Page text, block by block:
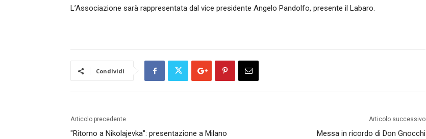
L’Associazione sarà rappresentata dal vice presidente Angelo Pandolfo, presente il Labaro.
Condividi
Articolo precedente
"Ritorno a Nikolajevka": presentazione a Milano
Articolo successivo
Messa in ricordo di Don Gnocchi